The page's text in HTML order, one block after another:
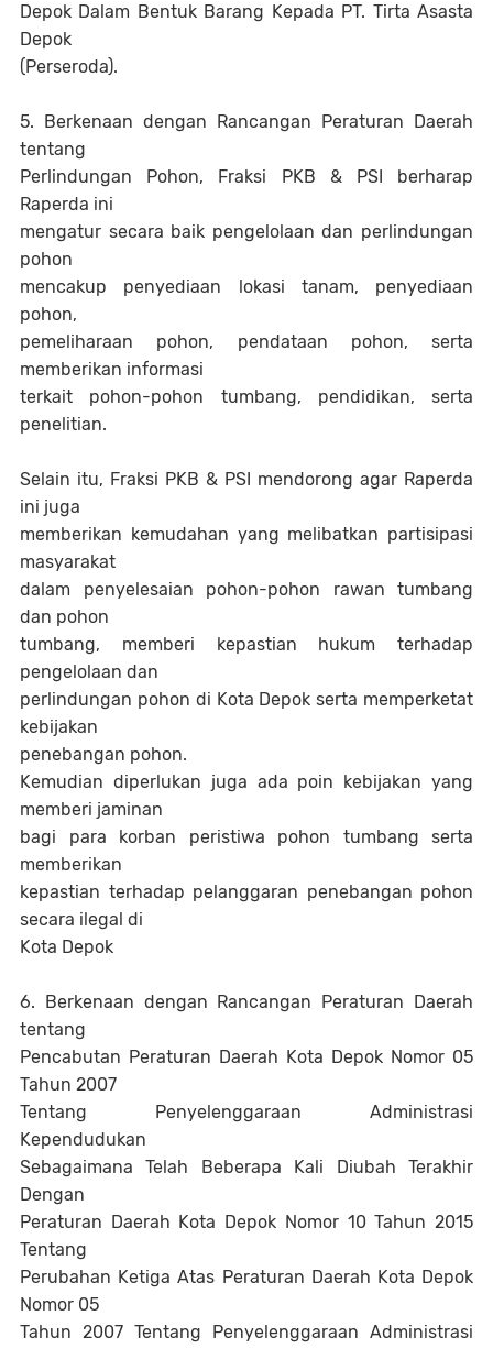
Depok Dalam Bentuk Barang Kepada PT. Tirta Asasta
Depok
(Perseroda).
5. Berkenaan dengan Rancangan Peraturan Daerah
tentang
Perlindungan Pohon, Fraksi PKB & PSI berharap
Raperda ini
mengatur secara baik pengelolaan dan perlindungan
pohon
mencakup penyediaan lokasi tanam, penyediaan
pohon,
pemeliharaan pohon, pendataan pohon, serta
memberikan informasi
terkait pohon-pohon tumbang, pendidikan, serta
penelitian.
Selain itu, Fraksi PKB & PSI mendorong agar Raperda
ini juga
memberikan kemudahan yang melibatkan partisipasi
masyarakat
dalam penyelesaian pohon-pohon rawan tumbang
dan pohon
tumbang, memberi kepastian hukum terhadap
pengelolaan dan
perlindungan pohon di Kota Depok serta memperketat
kebijakan
penebangan pohon.
Kemudian diperlukan juga ada poin kebijakan yang
memberi jaminan
bagi para korban peristiwa pohon tumbang serta
memberikan
kepastian terhadap pelanggaran penebangan pohon
secara ilegal di
Kota Depok
6. Berkenaan dengan Rancangan Peraturan Daerah
tentang
Pencabutan Peraturan Daerah Kota Depok Nomor 05
Tahun 2007
Tentang Penyelenggaraan Administrasi
Kependudukan
Sebagaimana Telah Beberapa Kali Diubah Terakhir
Dengan
Peraturan Daerah Kota Depok Nomor 10 Tahun 2015
Tentang
Perubahan Ketiga Atas Peraturan Daerah Kota Depok
Nomor 05
Tahun 2007 Tentang Penyelenggaraan Administrasi